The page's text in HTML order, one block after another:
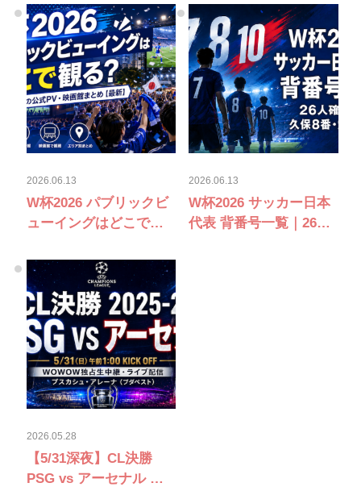
ジア・スウェーデン戦
体験・限定ストアまと
め【最新】
2026.06.13
W杯2026 パブリックビ
ューイングはどこで観
PV・映画館まとめ【最
新】
2026.06.13
W杯2026 サッカー日本
代表 背番号一覧｜26人
2026.05.28
【5/31深夜】CL決勝
PSG vs アーセナル 完